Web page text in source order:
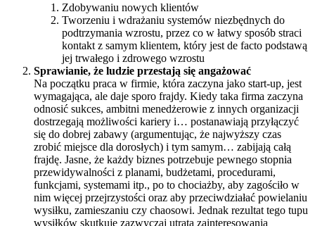
Zdobywaniu nowych klientów
Tworzeniu i wdrażaniu systemów niezbędnych do
podtrzymania wzrostu, przez co w łatwy sposób straci
kontakt z samym klientem, który jest de facto podstawą
jej trwałego i zdrowego wzrostu
Sprawianie, że ludzie przestają się angażować
Na początku praca w firmie, która zaczyna jako start-up, jest
wymagająca, ale daje sporo frajdy. Kiedy taka firma zaczyna
odnosić sukces, ambitni menedżerowie z innych organizacji
dostrzegają możliwości kariery i… postanawiają przyłączyć
się do dobrej zabawy (argumentując, że najwyższy czas
zrobić miejsce dla dorosłych) i tym samym… zabijają całą
frajdę. Jasne, że każdy biznes potrzebuje pewnego stopnia
przewidywalności z planami, budżetami, procedurami,
funkcjami, systemami itp., po to chociażby, aby zagościło w
nim więcej przejrzystości oraz aby przeciwdziałać powielaniu
wysiłku, zamieszaniu czy chaosowi. Jednak rezultat tego tupu
wysiłków skutkuje zazwyczaj utratą zainteresowania